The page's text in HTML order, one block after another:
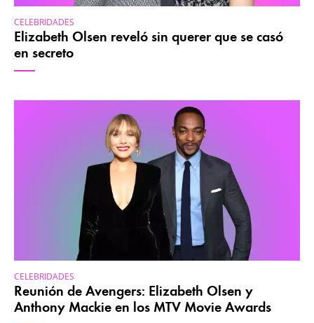
CELEBRIDADES
Elizabeth Olsen reveló sin querer que se casó
en secreto
CELEBRIDADES
Reunión de Avengers: Elizabeth Olsen y
Anthony Mackie en los MTV Movie Awards